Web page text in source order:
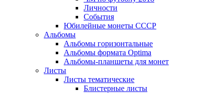
Личности
События
Юбилейные монеты СССР
Альбомы
Альбомы горизонтальные
Альбомы формата Optima
Альбомы-планшеты для монет
Листы
Листы тематические
Блистерные листы